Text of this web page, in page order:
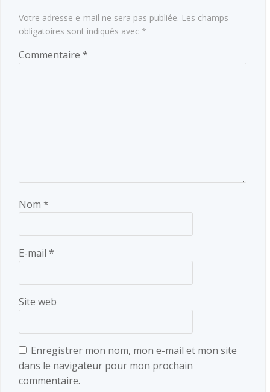
Votre adresse e-mail ne sera pas publiée. Les champs
obligatoires sont indiqués avec *
Commentaire *
Nom *
E-mail *
Site web
Enregistrer mon nom, mon e-mail et mon site
dans le navigateur pour mon prochain
commentaire.